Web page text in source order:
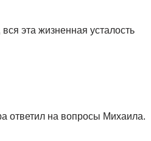
эта жизненная усталость
ответил на вопросы Михаила.